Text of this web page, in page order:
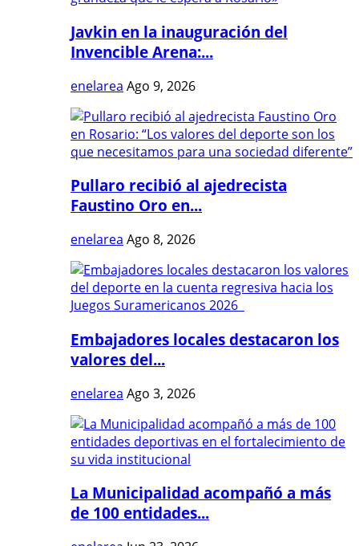
Javkin en la inauguración del
Invencible Arena:...
enelarea Ago 9, 2026
Pullaro recibió al ajedrecista
Faustino Oro en...
enelarea Ago 8, 2026
Embajadores locales destacaron los
valores del...
enelarea Ago 3, 2026
La Municipalidad acompañó a más
de 100 entidades...